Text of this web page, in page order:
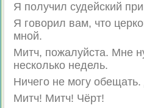
Я получил судейский
Я говорил вам, что
мной.
Митч, пожалуйста. Мне
несколько недель.
Ничего не могу
Митч! Митч! Чёрт!